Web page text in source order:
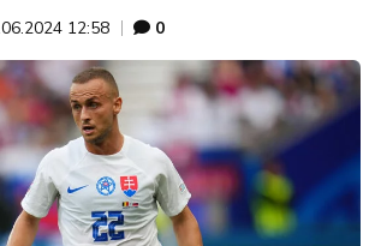
12:58 0